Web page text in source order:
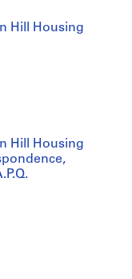
Hill Housing
Hill Housing